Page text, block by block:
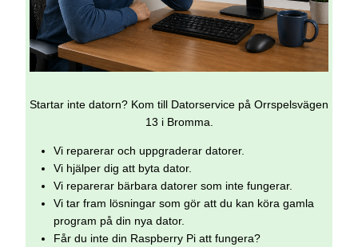
Startar inte datorn? Kom till Datorservice på Orrspelsvägen
13 i Bromma.
Vi reparerar och uppgraderar datorer.
Vi hjälper dig att byta dator.
Vi reparerar bärbara datorer som inte fungerar.
Vi tar fram lösningar som gör att du kan köra gamla
program på din nya dator.
Får du inte din Raspberry Pi att fungera?